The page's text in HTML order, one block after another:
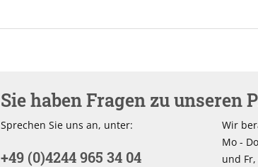
Sie haben Fragen zu unseren
Sprechen Sie uns an, unter:
+49 (0)4244 965 34 04
Wir
Mo -
und